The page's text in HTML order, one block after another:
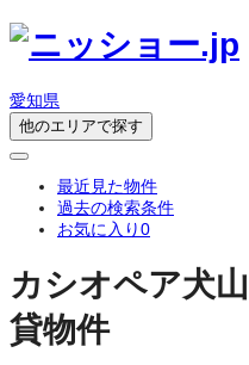
愛知県
他のエリアで探す
最近見た物件
過去の検索条件
お気に入り0
カシオペア犬山
貸物件